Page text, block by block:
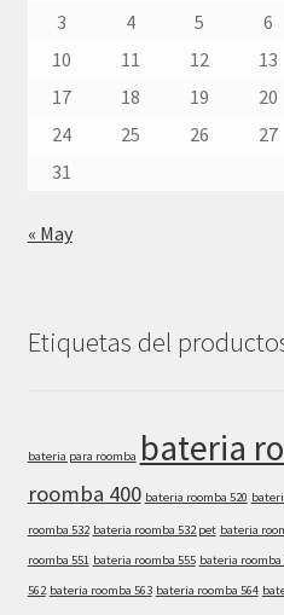
3
4 5 6
10
11 12 13
17
18 19 20
24
25 26 27
31
« May
Etiquetas del
bateria para roomba bateria
roomba 400 bateria roomba 520
roomba 532 bateria roomba 532 pet bateria
roomba 551 bateria roomba 555 bateria roomba
562 bateria roomba 563 bateria roomba 564